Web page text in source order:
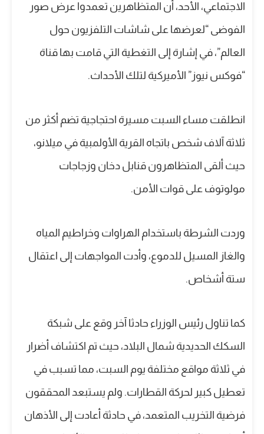
الاجتماعي، الأحد، أن المتظاهرين تعمدوا عرض صور
الفوضى “لعرضها على شاشات التلفزيون حول
العالم”، في إشارة إلى التغطية التي قامت بها قناة
“فوكس نيوز” الأميركية لتلك الأحداث.
انطلقت مساء السبت مسيرة احتجاجية تضم أكثر من
ثلاثة آلاف شخص باتجاه القرية الأولمبية في ميلانو،
حيث ألقى المتظاهرون قنابل دخان وزجاجات
مولوتوف على قوات الأمن.
وردت الشرطة باستخدام الهراوات وخراطيم المياه
والغاز المسيل للدموع، وأدت المواجهات إلى اعتقال
ستة أشخاص.
كما تناول رئيس الوزراء حادثا آخر وقع على شبكة
السكك الحديدية شمال البلاد، حيث تم اكتشاف أضرار
في ثلاثة مواقع مختلفة يوم السبت، مما تسبب في
تعطيل كبير لحركة القطارات. ولم يستبعد المحققون
فرضية التخريب المتعمد، في حادثة أعادت إلى الأذهان